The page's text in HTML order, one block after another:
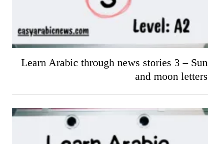
Learn Arabic through news stories 3 – Sun
and moon letters